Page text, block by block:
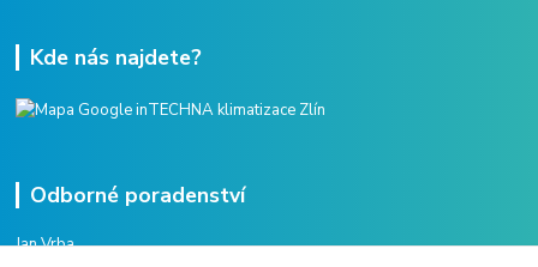
Kde nás najdete?
Odborné poradenství
Jan Vrba